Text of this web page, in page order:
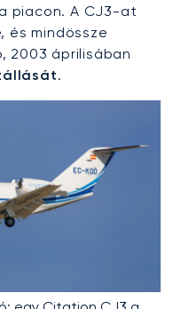
piacon. A CJ3-at
mindössze
2003 áprilisában
.